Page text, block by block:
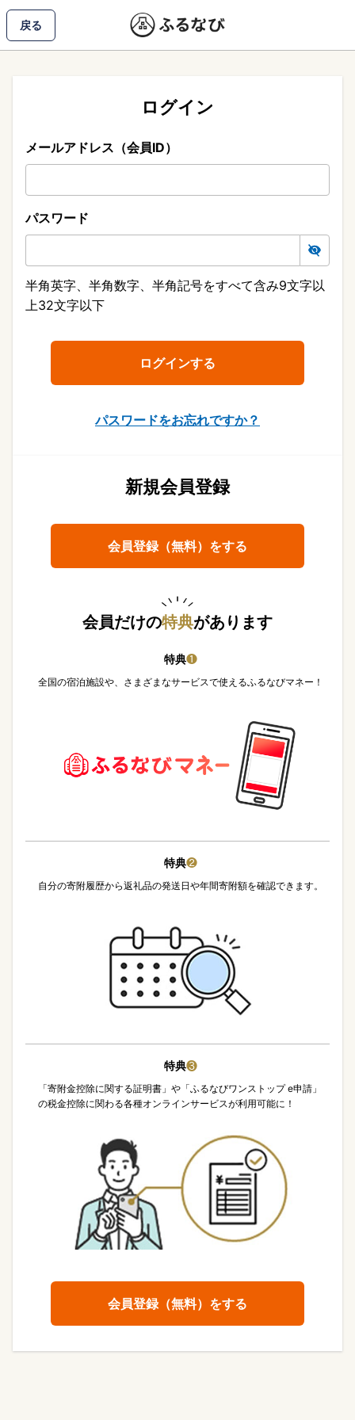
戻る
ログイン
メールアドレス（会員ID）
パスワード
半角英字、半角数字、半角記号をすべて含み9文字以
上32文字以下
パスワードをお忘れですか？
新規会員登録
会員登録（無料）をする
会員だけの特典があります
特典❶
全国の宿泊施設や、さまざまなサービスで使えるふるなびマネー！
特典❷
自分の寄附履歴から返礼品の発送日や年間寄附額を確認できます。
特典❸
「寄附金控除に関する証明書」や「ふるなびワンストップ e申請」
の税金控除に関わる各種オンラインサービスが利用可能に！
会員登録（無料）をする